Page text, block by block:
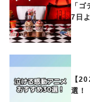
「
7日
【
選！